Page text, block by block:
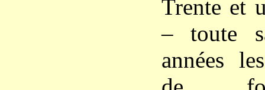
Trente et
– toute
années